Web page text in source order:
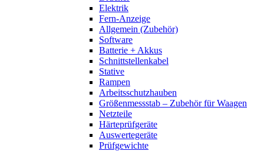
Elektrik
Fern-Anzeige
Allgemein (Zubehör)
Software
Batterie + Akkus
Schnittstellenkabel
Stative
Rampen
Arbeitsschutzhauben
Größenmessstab – Zubehör für Waagen
Netzteile
Härteprüfgeräte
Auswertegeräte
Prüfgewichte